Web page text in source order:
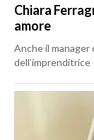
Chiara
amore
Anche il manager
dell’imprenditrice